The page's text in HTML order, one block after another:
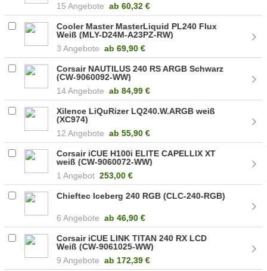
15 Angebote ab 60,32 €
Cooler Master MasterLiquid PL240 Flux
Weiß (MLY-D24M-A23PZ-RW)
3 Angebote ab 69,90 €
Corsair NAUTILUS 240 RS ARGB Schwarz
(CW-9060092-WW)
14 Angebote ab 84,99 €
Xilence LiQuRizer LQ240.W.ARGB weiß
(XC974)
12 Angebote ab 55,90 €
Corsair iCUE H100i ELITE CAPELLIX XT
weiß (CW-9060072-WW)
1 Angebot 253,00 €
Chieftec Iceberg 240 RGB (CLC-240-RGB)
6 Angebote ab46,90 €
Corsair iCUE LINK TITAN 240 RX LCD
Weiß (CW-9061025-WW)
9 Angebote ab 172,39 €